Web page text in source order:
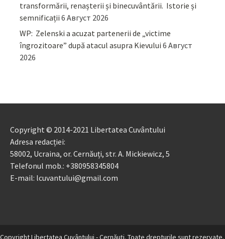
transformării, renașterii și binecuvântării. Istorie și
semnificații 6 Август 2026
WP: Zelenski a acuzat partenerii de „victime
îngrozitoare” după atacul asupra Kievului 6 Август
2026
Copyright © 2014-2021 Libertatea Cuvântului
Adresa redacției:
58002, Ucraina, or. Cernăuți, str. A. Mickiewicz, 5
Telefonul mob.: +380958345804
E-mail: lcuvantului@gmail.com
Copyright Libertatea Cuvântului - Cernăuţi. Toate drepturile sunt rezervate.